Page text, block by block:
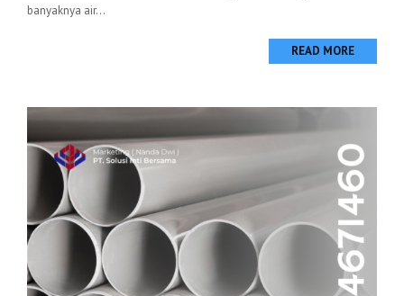
banyaknya air...
READ MORE